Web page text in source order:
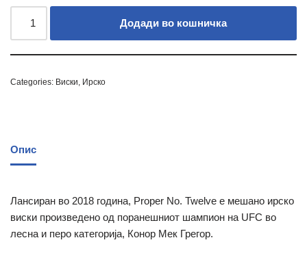
Додади во кошничка
Categories: Виски Ирско
Опис
Лансиран во 2018 година, Proper No. Twelve е мешано ирско
виски произведено од поранешниот шампион на UFC во
лесна и перо категорија, Конор Мек Грегор.